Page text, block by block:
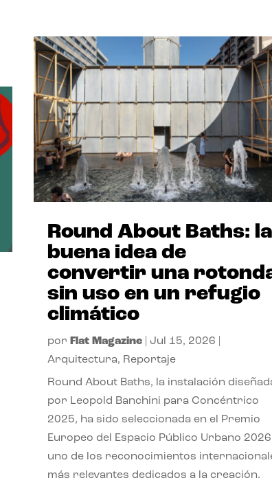
Round About Baths: la
buena idea de
convertir una
sin uso en un refugio
climático
por Flat Magazine| Jul 15, 2026
Arquitectura, Reportaje
Round About Baths, la instalación
por Leopold Banchini para Concéntrico
2025, ha sido seleccionada en el Premio
Europeo del Espacio Público Urbano
uno de los reconocimientos
más relevantes dedicados a la creación,